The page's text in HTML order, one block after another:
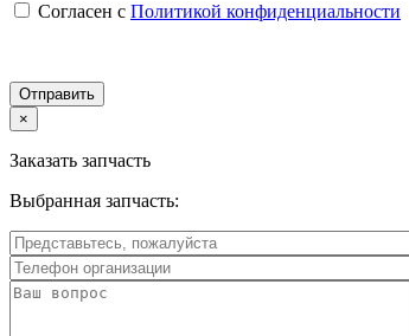
Согласен с Политикой конфиденциальности
×
Заказать запчасть
Выбранная запчасть: